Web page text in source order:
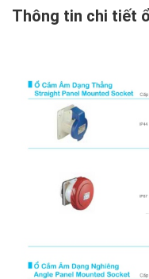
Thông tin chi tiết